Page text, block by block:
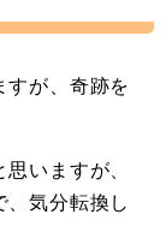
すが、奇跡を
いますが、
気分転換し